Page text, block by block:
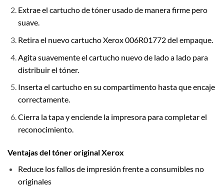
Extrae el cartucho de tóner usado de manera firme pero
suave.
Retira el nuevo cartucho Xerox 006R01772 del empaque.
Agita suavemente el cartucho nuevo de lado a lado para
distribuir el tóner.
Inserta el cartucho en su compartimento hasta que encaje
correctamente.
Cierra la tapa y enciende la impresora para completar el
reconocimiento.
Ventajas del tóner original Xerox
Reduce los fallos de impresión frente a consumibles no
originales